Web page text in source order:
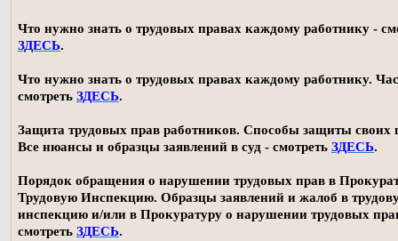
Что нужно знать о трудовых правах каждому работнику -
ЗДЕСЬ.
Что нужно знать о трудовых правах каждому работнику.
смотреть ЗДЕСЬ.
Защита трудовых прав работников. Способы защиты своих
Все нюансы и образцы заявлений в суд - смотреть ЗДЕСЬ.
Порядок обращения о нарушении трудовых прав в
Трудовую Инспекцию. Образцы заявлений и жалоб в
инспекцию и/или в Прокуратуру о нарушении трудовых
смотреть ЗДЕСЬ.